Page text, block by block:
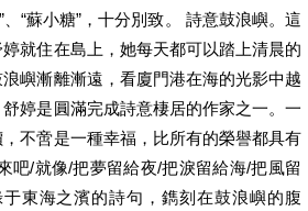
、“蘇小糖”，十分別致。 詩意鼓浪嶼。這
就住在島上，她每天都可以踏上清晨的
嶼漸離漸遠，看廈門港在海的光影中越
婷是圓滿完成詩意棲居的作家之一。一
不啻是一種幸福，比所有的榮譽都具有
吧/就像/把夢留給夜/把淚留給海/把風留
東海之濱的詩句，鐫刻在鼓浪嶼的腹